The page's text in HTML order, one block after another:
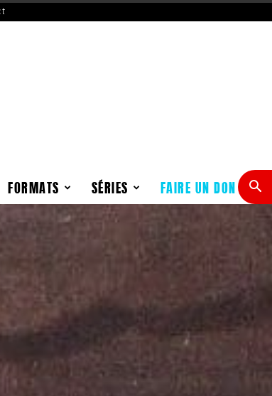
FORMATS SÉRIES FAIRE UN DON